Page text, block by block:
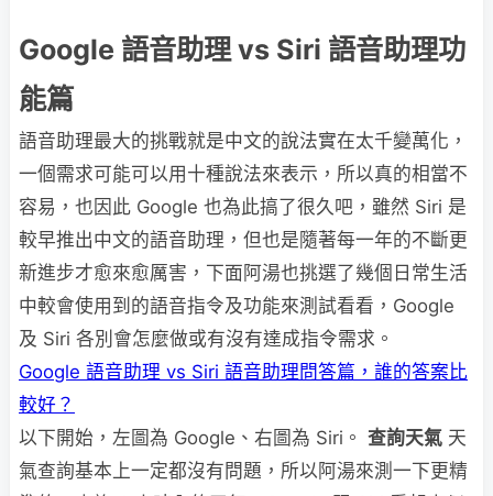
Google 語音助理 vs Siri 語音助理功
能篇
語音助理最大的挑戰就是中文的說法實在太千變萬化，
一個需求可能可以用十種說法來表示，所以真的相當不
容易，也因此 Google 也為此搞了很久吧，雖然 Siri 是
較早推出中文的語音助理，但也是隨著每一年的不斷更
新進步才愈來愈厲害，下面阿湯也挑選了幾個日常生活
中較會使用到的語音指令及功能來測試看看，Google
及 Siri 各別會怎麼做或有沒有達成指令需求。
Google 語音助理 vs Siri 語音助理問答篇，誰的答案比
較好？
以下開始，左圖為 Google、右圖為 Siri。 查詢天氣 天
氣查詢基本上一定都沒有問題，所以阿湯來測一下更精